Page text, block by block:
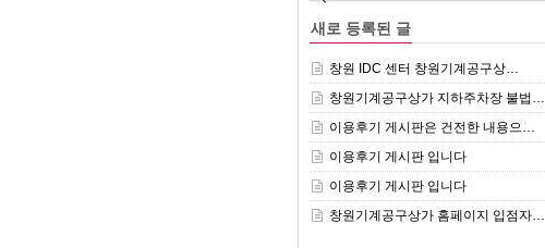
새로 등록된 글
창원 IDC 센터 창원기계공구상…
창원기계공구상가 지하주차장 불법…
이용후기 게시판은 건전한 내용으…
이용후기 게시판 입니다
이용후기 게시판 입니다
창원기계공구상가 홈페이지 입점자…